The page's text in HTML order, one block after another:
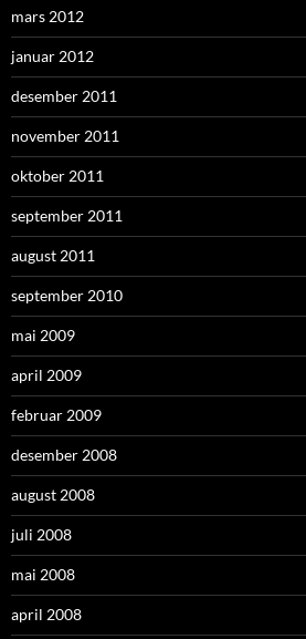
mars 2012
januar 2012
desember 2011
november 2011
oktober 2011
september 2011
august 2011
september 2010
mai 2009
april 2009
februar 2009
desember 2008
august 2008
juli 2008
mai 2008
april 2008